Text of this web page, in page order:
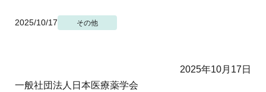
薬剤師業務に関する情報提供
がん専門薬剤師集中教育講座
がん専門薬剤師全体会議
医療薬学専門薬剤師制度
がん専門薬剤師制度
調査研究・学会賞・海外研修
イベントの共催・後援
会員専用ページ
2025/10/17 その他
2025年10月17日
一般社団法人日本医療薬学会